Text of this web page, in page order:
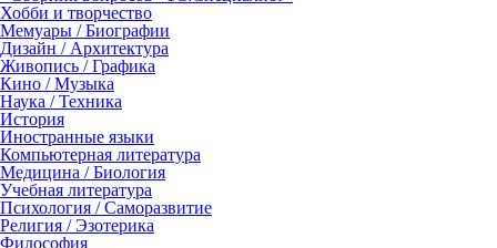
Хобби и творчество
Мемуары / Биографии
Дизайн / Архитектура
Живопись / Графика
Кино / Музыка
Наука / Техника
История
Иностранные языки
Компьютерная литература
Медицина / Биология
Учебная литература
Психология / Саморазвитие
Религия / Эзотерика
Философия